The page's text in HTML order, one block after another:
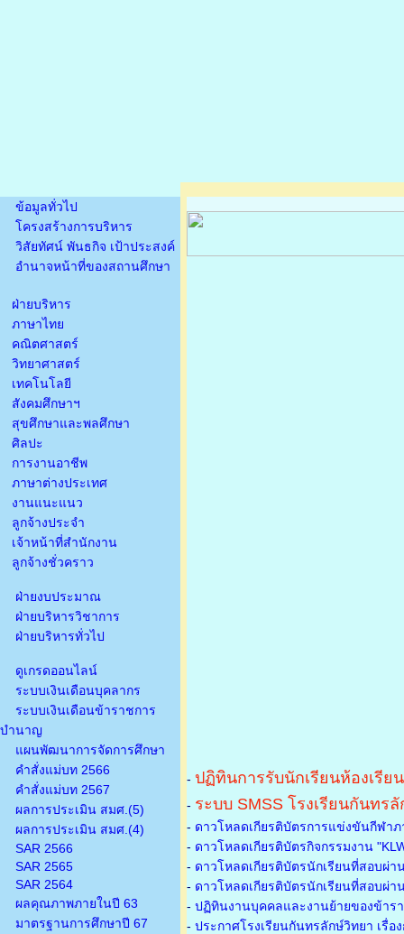
ข้อมูลทั่วไป
โครงสร้างการบริหาร
วิสัยทัศน์ พันธกิจ เป้าประสงค์
อำนาจหน้าที่ของสถานศึกษา
ฝ่ายบริหาร
ภาษาไทย
คณิตศาสตร์
วิทยาศาสตร์
เทคโนโลยี
สังคมศึกษาฯ
สุขศึกษาและพลศึกษา
ศิลปะ
การงานอาชีพ
ภาษาต่างประเทศ
งานแนะแนว
ลูกจ้างประจำ
เจ้าหน้าที่สำนักงาน
ลูกจ้างชั่วคราว
ฝ่ายงบประมาณ
ฝ่ายบริหารวิชาการ
ฝ่ายบริหารทั่วไป
ดูเกรดออนไลน์
ระบบเงินเดือนบุคลากร
ระบบเงินเดือนข้าราชการ
บำนาญ
แผนพัฒนาการจัดการศึกษา
คำสั่งแม่บท 2566
คำสั่งแม่บท 2567
ผลการประเมิน สมศ.(5)
ผลการประเมิน สมศ.(4)
SAR 2566
SAR 2565
SAR 2564
ผลคุณภาพภายในปี 63
มาตรฐานการศึกษาปี 67
- ปฏิทินการรับนักเรียนห้องเรีย
- ระบบ SMSS โรงเรียนกันทร
- ดาวโหลดเกียรติบัตรการแข่งขันกีฬา
- ดาวโหลดเกียรติบัตรกิจกรรมงาน
- ดาวโหลดเกียรติบัตรนักเรียนที่สอบผ่
- ดาวโหลดเกียรติบัตรนักเรียนที่สอบผ่
- ปฏิทินงานบุคคลและงานย้ายของข้าร
- ประกาศโรงเรียนกันทรลักษ์วิทยา เรื่